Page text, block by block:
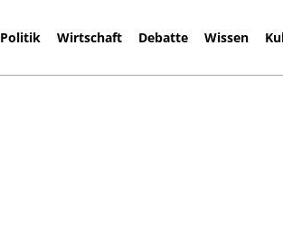
Politik Wirtschaft Debatte Wissen